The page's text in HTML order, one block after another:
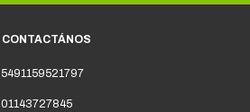
CONTACTÁNOS
5491159521797
01143727845